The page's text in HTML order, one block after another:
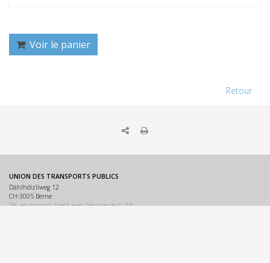
Voir le panier
Retour
UNION DES TRANSPORTS PUBLICS
Dählhölzliweg 12
CH-3005 Berne
Tél. en contact direct avec l’équipe de l’UTP